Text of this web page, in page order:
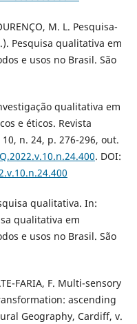
M. L. Pesquisa-
Pesquisa qualitativa em
e usos no Brasil. São
qualitativa em
e éticos. Revista
n. 24, p. 276-296, out.
. DOI:
qualitativa. In:
qualitativa em
e usos no Brasil. São
FARIA, F. Multi-sensory
ascending
Geography, Cardiff, v.